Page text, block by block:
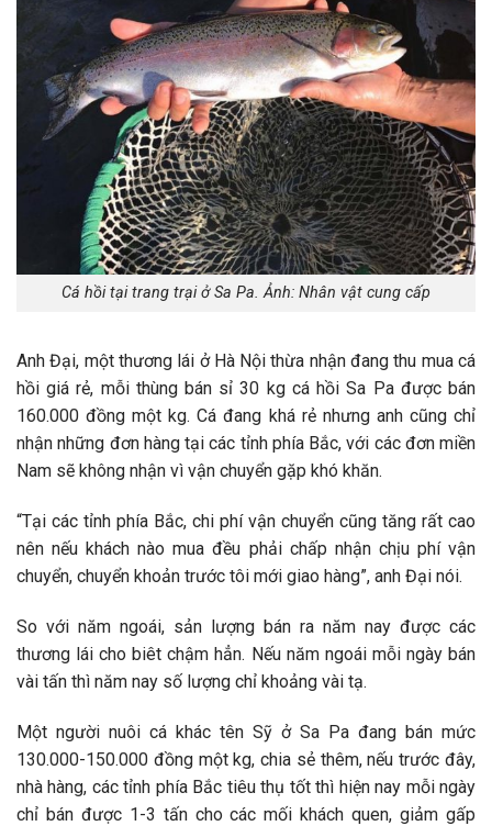
Cá hồi tại trang trại ở Sa Pa. Ảnh: Nhân vật cung cấp
Anh Đại, một thương lái ở Hà Nội thừa nhận đang thu mua cá
hồi giá rẻ, mỗi thùng bán sỉ 30 kg cá hồi Sa Pa được bán
160.000 đồng một kg. Cá đang khá rẻ nhưng anh cũng chỉ
nhận những đơn hàng tại các tỉnh phía Bắc, với các đơn miền
Nam sẽ không nhận vì vận chuyển gặp khó khăn.
“Tại các tỉnh phía Bắc, chi phí vận chuyển cũng tăng rất cao
nên nếu khách nào mua đều phải chấp nhận chịu phí vận
chuyển, chuyển khoản trước tôi mới giao hàng”, anh Đại nói.
So với năm ngoái, sản lượng bán ra năm nay được các
thương lái cho biêt chậm hẳn. Nếu năm ngoái mỗi ngày bán
vài tấn thì năm nay số lượng chỉ khoảng vài tạ.
Một người nuôi cá khác tên Sỹ ở Sa Pa đang bán mức
130.000-150.000 đồng một kg, chia sẻ thêm, nếu trước đây,
nhà hàng, các tỉnh phía Bắc tiêu thụ tốt thì hiện nay mỗi ngày
chỉ bán được 1-3 tấn cho các mối khách quen, giảm gấp